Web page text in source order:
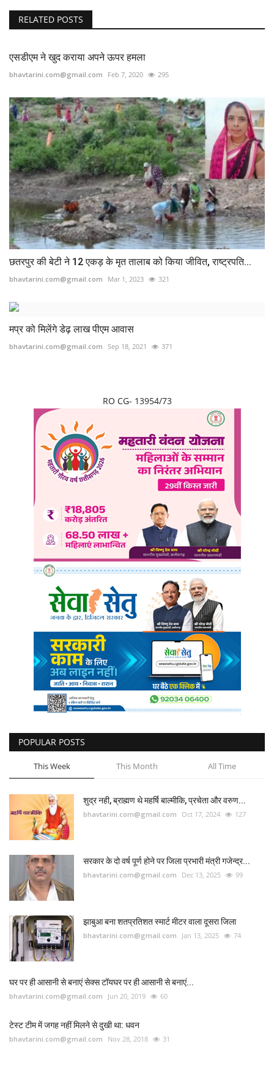
RELATED POSTS
एसडीएम ने खुद कराया अपने ऊपर हमला
bhavtarini.com@gmail.com Feb 7, 2020 295
छतरपुर की बेटी ने 12 एकड़ के मृत तालाब को किया जीवित, राष्ट्रपति...
bhavtarini.com@gmail.com Mar 1, 2023 321
मप्र को मिलेंगे डेढ़ लाख पीएम आवास
bhavtarini.com@gmail.com Sep 18, 2021 371
RO CG- 13954/73
POPULAR POSTS
This Week This Month All Time
शुद्र नही, ब्राह्मण थे महर्षि बाल्मीकि, प्रचेता और वरुण...
bhavtarini.com@gmail.com Oct 17, 2024 127
सरकार के दो वर्ष पूर्ण होने पर जिला प्रभारी मंत्री गजेन्द्र...
bhavtarini.com@gmail.com Dec 13, 2025 99
झाबुआ बना शतप्रतिशत स्मार्ट मीटर वाला दूसरा जिला
bhavtarini.com@gmail.com Jan 13, 2025 74
घर पर ही आसानी से बनाएं सेक्स टॉयघर पर ही आसानी से बनाएं...
bhavtarini.com@gmail.com Jun 20, 2019 60
टेस्ट टीम में जगह नहीं मिलने से दुखी था: धवन
bhavtarini.com@gmail.com Nov 28, 2018 31